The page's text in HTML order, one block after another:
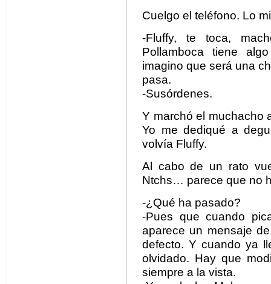
Cuelgo el teléfono. Lo
-Fluffy, te toca,
Pollamboca tiene
imagino que será una
pasa.
-Susórdenes.
Y marchó el muchacho
Yo me dediqué a
volvía Fluffy.
Al cabo de un rato
Ntchs… parece que no
-¿Qué ha pasado?
-Pues que cuando
aparece un mensaje
defecto. Y cuando ya
olvidado. Hay que
siempre a la vista.